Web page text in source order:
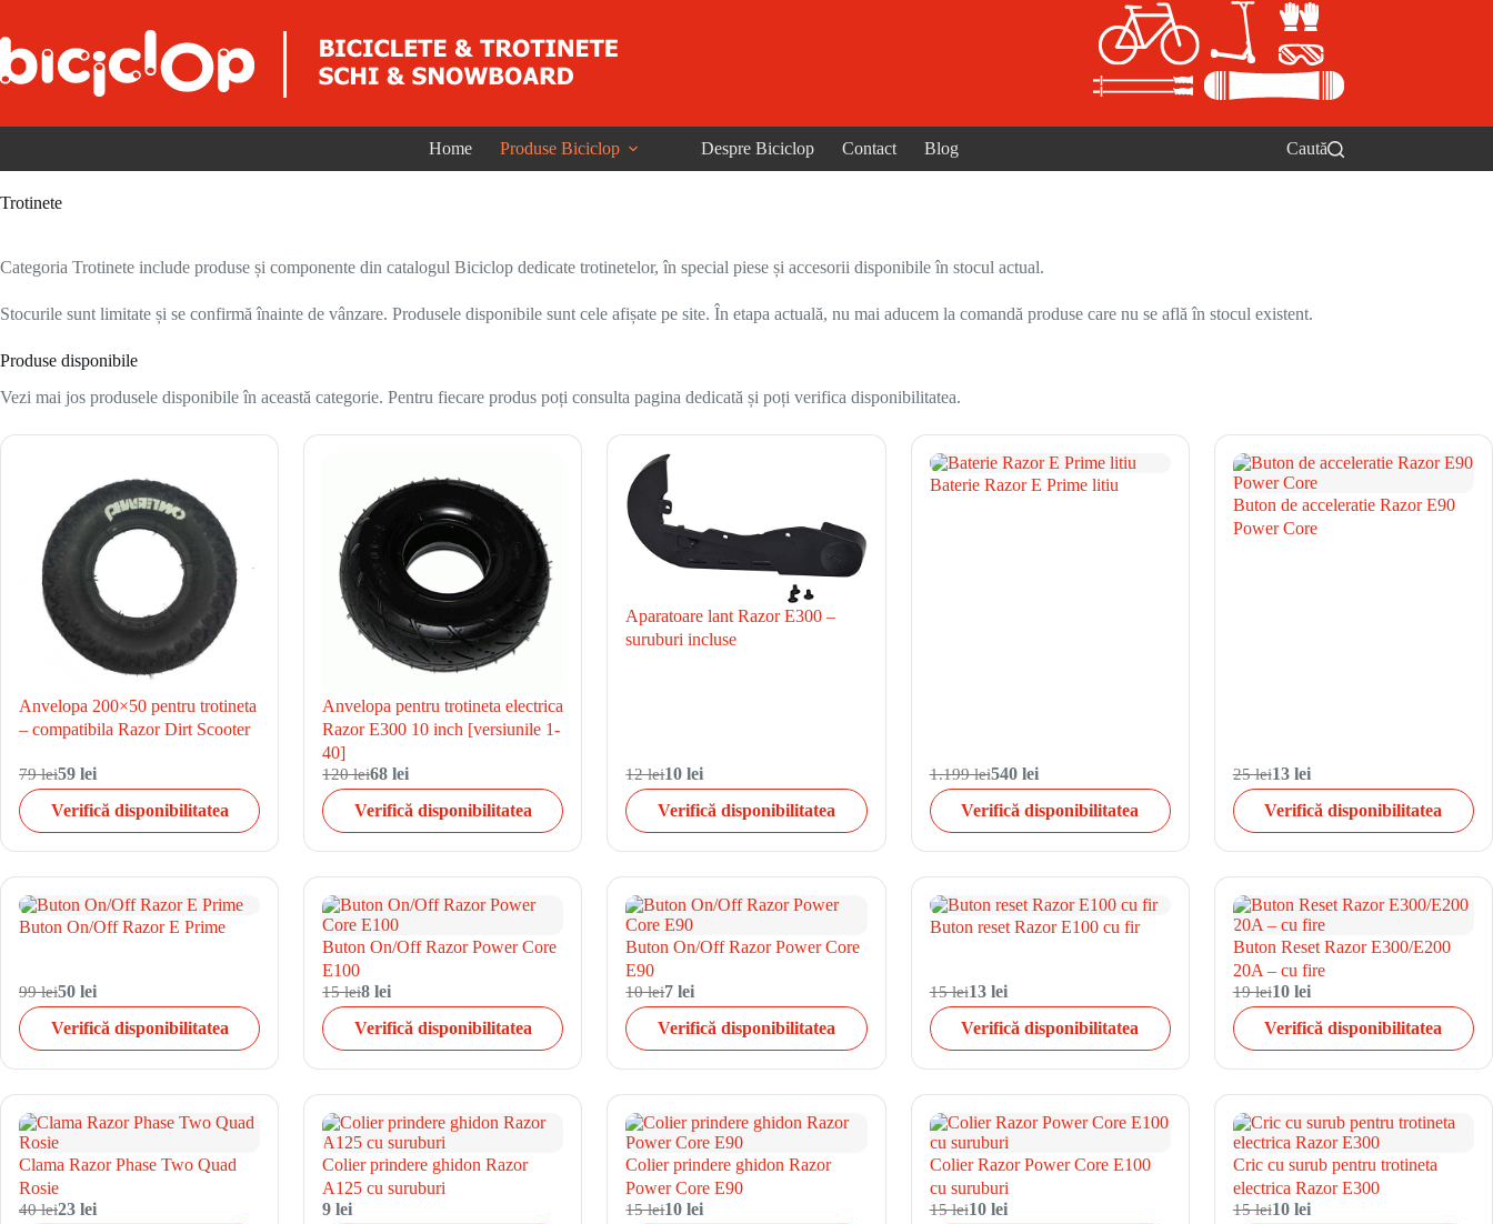
Home Produse Biciclop Despre Biciclop Contact Blog Caută
Trotinete
Categoria Trotinete include produse și componente din catalogul Biciclop dedicate trotinetelor, în special piese și accesorii disponibile în stocul actual.
Stocurile sunt limitate și se confirmă înainte de vânzare. Produsele disponibile sunt cele afișate pe site. În etapa actuală, nu mai aducem la comandă produse care nu se află în stocul existent.
Produse disponibile
Vezi mai jos produsele disponibile în această categorie. Pentru fiecare produs poți consulta pagina dedicată și poți verifica disponibilitatea.
Anvelopa 200×50 pentru trotineta
– compatibila Razor Dirt Scooter
79 lei59 lei
Verifică disponibilitatea
Anvelopa pentru trotineta electrica
Razor E300 10 inch [versiunile 1-
40]
120 lei68 lei
Verifică disponibilitatea
Aparatoare lant Razor E300 –
suruburi incluse
12 lei10 lei
Verifică disponibilitatea
Baterie Razor E Prime litiu
1.199 lei540 lei
Verifică disponibilitatea
Buton de acceleratie Razor E90
Power Core
25 lei13 lei
Verifică disponibilitatea
Buton On/Off Razor E Prime
99 lei50 lei
Verifică disponibilitatea
Buton On/Off Razor Power Core
E100
15 lei8 lei
Verifică disponibilitatea
Buton On/Off Razor Power Core
E90
10 lei7 lei
Verifică disponibilitatea
Buton reset Razor E100 cu fir
15 lei13 lei
Verifică disponibilitatea
Buton Reset Razor E300/E200
20A – cu fire
19 lei10 lei
Verifică disponibilitatea
Clama Razor Phase Two Quad
Rosie
40 lei23 lei
Colier prindere ghidon Razor
A125 cu suruburi
9 lei
Colier prindere ghidon Razor
Power Core E90
15 lei10 lei
Colier Razor Power Core E100
cu suruburi
15 lei10 lei
Cric cu surub pentru trotineta
electrica Razor E300
15 lei10 lei